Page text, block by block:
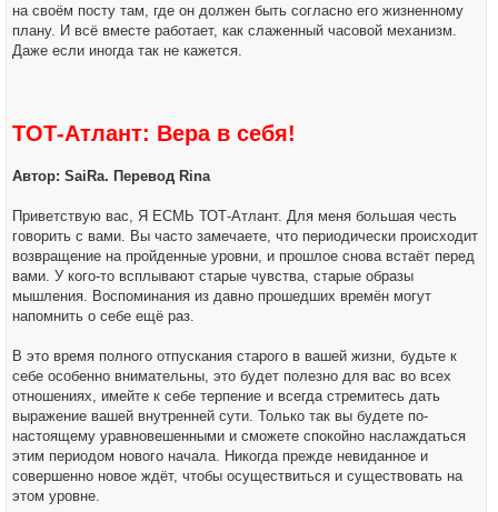
на своём посту там, где он должен быть согласно его жизненному
плану. И всё вместе работает, как слаженный часовой механизм.
Даже если иногда так не кажется.
ТОТ-Атлант: Вера в себя!
Автор: SaiRa. Перевод Rina
Приветствую вас, Я ЕСМЬ ТОТ-Атлант. Для меня большая честь
говорить с вами. Вы часто замечаете, что периодически происходит
возвращение на пройденные уровни, и прошлое снова встаёт перед
вами. У кого-то всплывают старые чувства, старые образы
мышления. Воспоминания из давно прошедших времён могут
напомнить о себе ещё раз.
В это время полного отпускания старого в вашей жизни, будьте к
себе особенно внимательны, это будет полезно для вас во всех
отношениях, имейте к себе терпение и всегда стремитесь дать
выражение вашей внутренней сути. Только так вы будете по-
настоящему уравновешенными и сможете спокойно наслаждаться
этим периодом нового начала. Никогда прежде невиданное и
совершенно новое ждёт, чтобы осуществиться и существовать на
этом уровне.